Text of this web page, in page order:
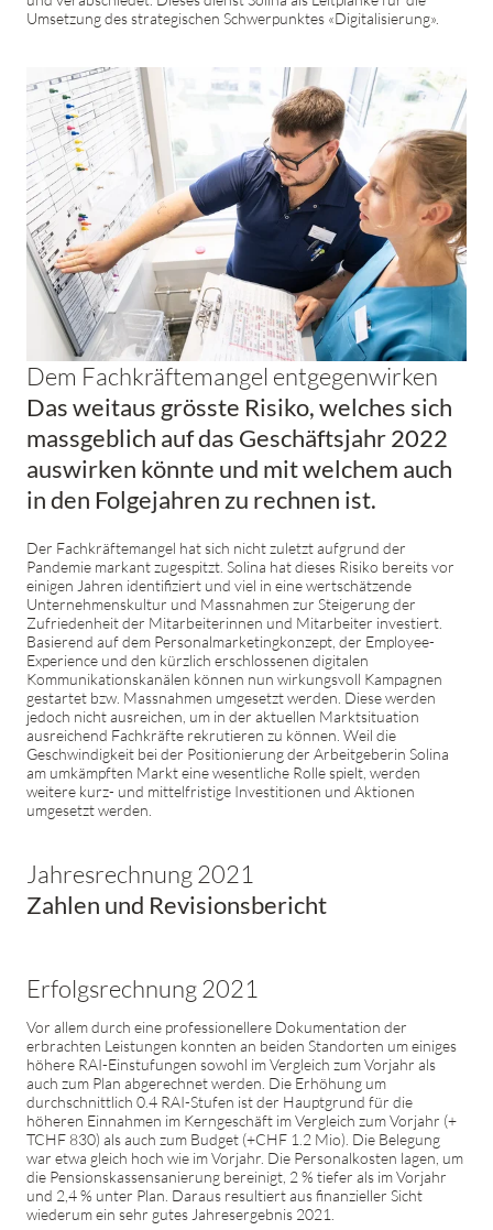
Umsetzung des strategischen Schwerpunktes «Digitalisierung».
Dem Fachkräftemangel entgegenwirken
Das weitaus grösste Risiko, welches sich
massgeblich auf das Geschäftsjahr 2022
auswirken könnte und mit welchem auch
in den Folgejahren zu rechnen ist.
Der Fachkräftemangel hat sich nicht zuletzt aufgrund der
Pandemie markant zugespitzt. Solina hat dieses Risiko bereits vor
einigen Jahren identifiziert und viel in eine wertschätzende
Unternehmenskultur und Massnahmen zur Steigerung der
Zufriedenheit der Mitarbeiterinnen und Mitarbeiter investiert.
Basierend auf dem Personalmarketingkonzept, der Employee-
Experience und den kürzlich erschlossenen digitalen
Kommunikationskanälen können nun wirkungsvoll Kampagnen
gestartet bzw. Massnahmen umgesetzt werden. Diese werden
jedoch nicht ausreichen, um in der aktuellen Marktsituation
ausreichend Fachkräfte rekrutieren zu können. Weil die
Geschwindigkeit bei der Positionierung der Arbeitgeberin Solina
am umkämpften Markt eine wesentliche Rolle spielt, werden
weitere kurz- und mittelfristige Investitionen und Aktionen
umgesetzt werden.
Jahresrechnung 2021
Zahlen und Revisionsbericht
Erfolgsrechnung 2021
Vor allem durch eine professionellere Dokumentation der
erbrachten Leistungen konnten an beiden Standorten um einiges
höhere RAI-Einstufungen sowohl im Vergleich zum Vorjahr als
auch zum Plan abgerechnet werden. Die Erhöhung um
durchschnittlich 0.4 RAI-Stufen ist der Hauptgrund für die
höheren Einnahmen im Kerngeschäft im Vergleich zum Vorjahr (+
TCHF 830) als auch zum Budget (+CHF 1.2 Mio). Die Belegung
war etwa gleich hoch wie im Vorjahr. Die Personalkosten lagen, um
die Pensionskassensanierung bereinigt, 2 % tiefer als im Vorjahr
und 2,4 % unter Plan. Daraus resultiert aus finanzieller Sicht
wiederum ein sehr gutes Jahresergebnis 2021.